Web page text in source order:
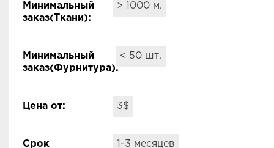
Минимальный
заказ(Ткани):
> 1000 м.
Минимальный
заказ(Фурнитура):
< 50 шт.
Цена от: 3$
Срок
1-3 месяцев